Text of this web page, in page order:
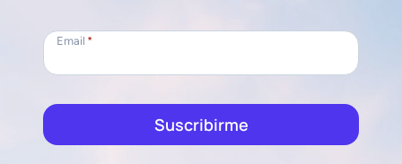
Email *
Suscribirme